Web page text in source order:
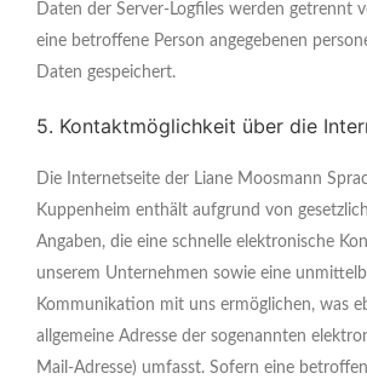
Daten der Server-Logfiles werden getrennt
eine betroffene Person angegebenen
Daten gespeichert.
5. Kontaktmöglichkeit über die
Die Internetseite der Liane Moosmann
Kuppenheim enthält aufgrund von
Angaben, die eine schnelle elektronische
unserem Unternehmen sowie eine
Kommunikation mit uns ermöglichen, was
allgemeine Adresse der sogenannten
Mail-Adresse) umfasst. Sofern eine